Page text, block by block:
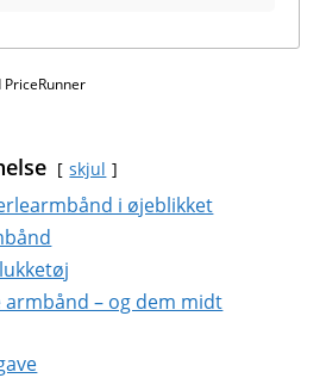
skjul
i øjeblikket
armbånd – og dem midt